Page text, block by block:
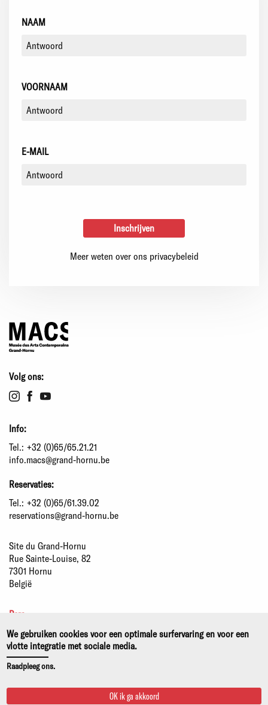
NAAM
VOORNAAM
E-MAIL
Meer weten over ons privacybeleid
Volg ons:
Info:
Tel.: +32 (0)65/65.21.21
info.macs@grand-hornu.be
Reservaties:
Tel.: +32 (0)65/61.39.02
reservations@grand-hornu.be
Site du Grand-Hornu
Rue Sainte-Louise, 82
7301 Hornu
België
Pers
Duurzame ontwikkeling
Wettelijke kennisgeving
We gebruiken cookies voor een optimale surfervaring en voor een
vlotte integratie met sociale media.
Raadpleeg ons.
OK ik ga akkoord